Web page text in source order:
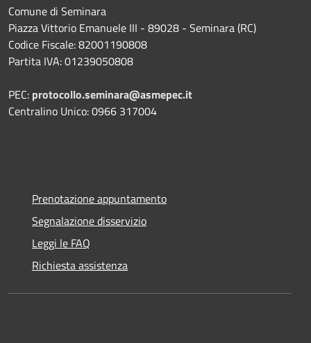
Comune di Seminara
Piazza Vittorio Emanuele III - 89028 - Seminara (RC)
Codice Fiscale: 82001190808
Partita IVA: 01239050808
PEC: protocollo.seminara@asmepec.it
Centralino Unico: 0966 317004
Prenotazione appuntamento
Segnalazione disservizio
Leggi le FAQ
Richiesta assistenza